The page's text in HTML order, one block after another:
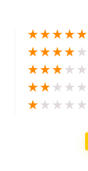
★★★★★
★★★★ ★
★★★ ★ ★
★★ ★ ★ ★
★ ★ ★ ★ ★